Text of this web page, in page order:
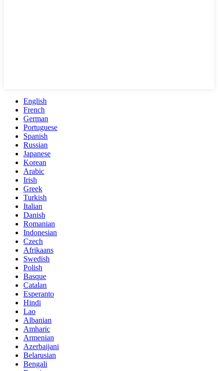
English
French
German
Portuguese
Spanish
Russian
Japanese
Korean
Arabic
Irish
Greek
Turkish
Italian
Danish
Romanian
Indonesian
Czech
Afrikaans
Swedish
Polish
Basque
Catalan
Esperanto
Hindi
Lao
Albanian
Amharic
Armenian
Azerbaijani
Belarusian
Bengali